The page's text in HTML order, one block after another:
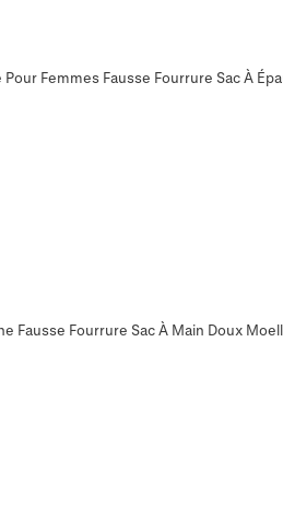
Femmes Fausse Fourrure Sac À
Fausse Fourrure Sac À Main Doux